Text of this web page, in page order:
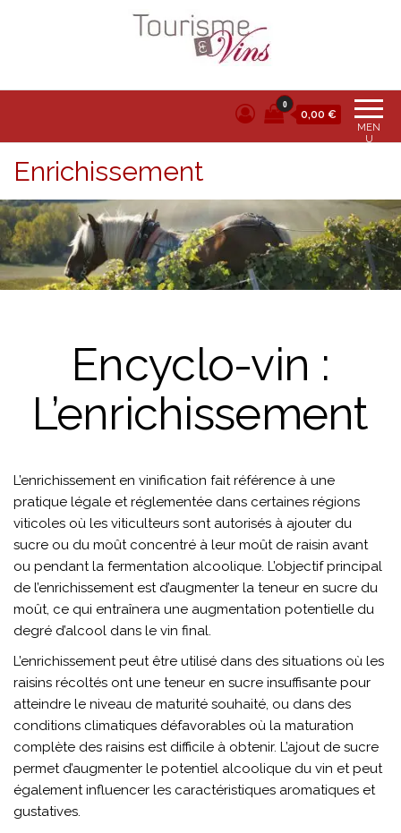
Tourisme et vins
MEN
U
0
0,00 €
Enrichissement
Encyclo-vin :
L’enrichissement
L’enrichissement en vinification fait référence à une
pratique légale et réglementée dans certaines régions
viticoles où les viticulteurs sont autorisés à ajouter du
sucre ou du moût concentré à leur moût de raisin avant
ou pendant la fermentation alcoolique. L’objectif principal
de l’enrichissement est d’augmenter la teneur en sucre du
moût, ce qui entraînera une augmentation potentielle du
degré d’alcool dans le vin final.
L’enrichissement peut être utilisé dans des situations où les
raisins récoltés ont une teneur en sucre insuffisante pour
atteindre le niveau de maturité souhaité, ou dans des
conditions climatiques défavorables où la maturation
complète des raisins est difficile à obtenir. L’ajout de sucre
permet d’augmenter le potentiel alcoolique du vin et peut
également influencer les caractéristiques aromatiques et
gustatives.